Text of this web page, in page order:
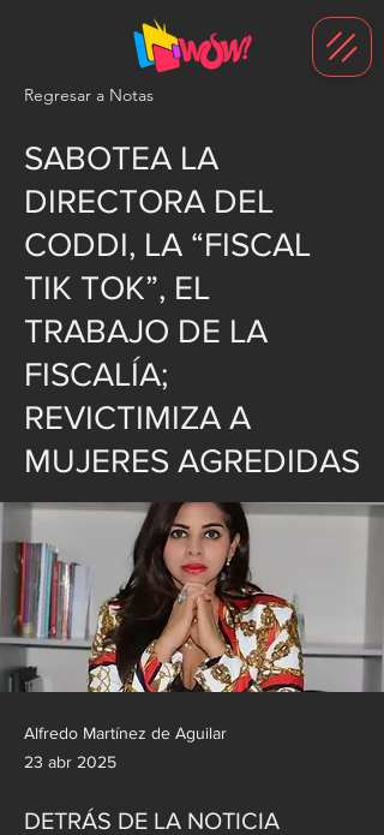
Regresar a Notas
SABOTEA LA
DIRECTORA DEL
CODDI, LA “FISCAL
TIK TOK”, EL
TRABAJO DE LA
FISCALÍA;
REVICTIMIZA A
MUJERES AGREDIDAS
Alfredo Martínez de Aguilar
23 abr 2025
DETRÁS DE LA NOTICIA